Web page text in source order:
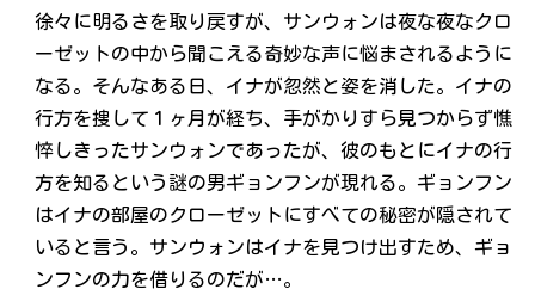
徐々に明るさを取り戻すが、サンウォンは夜な夜なクロ
ーゼットの中から聞こえる奇妙な声に悩まされるように
なる。そんなある日、イナが忽然と姿を消した。イナの
行方を捜して１ヶ月が経ち、手がかりすら見つからず憔
悴しきったサンウォンであったが、彼のもとにイナの行
方を知るという謎の男ギョンフンが現れる。ギョンフン
はイナの部屋のクローゼットにすべての秘密が隠されて
いると言う。サンウォンはイナを見つけ出すため、ギョ
ンフンの力を借りるのだが…。